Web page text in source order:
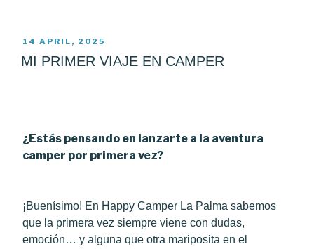
POSTED
ON
14 APRIL, 2025
MI PRIMER VIAJE EN CAMPER
¿Estás pensando en lanzarte a la aventura
camper por primera vez?
¡Buenísimo! En Happy Camper La Palma sabemos
que la primera vez siempre viene con dudas,
emoción… y alguna que otra mariposita en el